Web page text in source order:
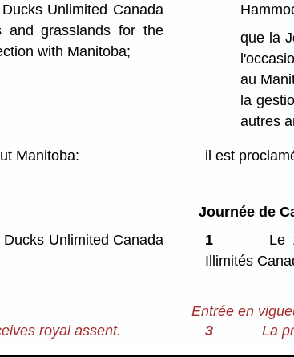
Unlimited Canada
and grasslands for the
with Manitoba;
que la
au
la
autres
Manitoba: il est
Unlimited Canada
Journée de
1
Le
Illimités
royal assent.
Entrée en
3
La